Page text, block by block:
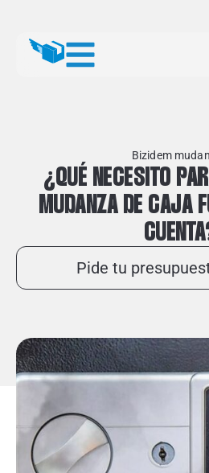
Bizidem
¿QUÉ NECESITO
MUDANZA DE CAJA
Pide tu